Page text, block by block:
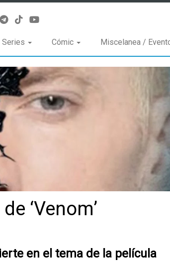
Series Cómic Miscelanea /
‘Venom’
en el tema de la película